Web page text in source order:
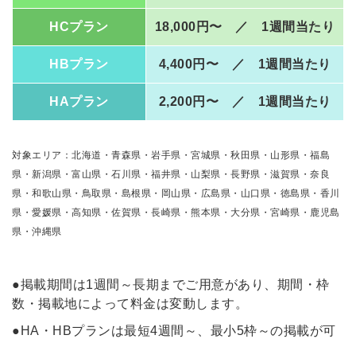
HCプラン 18,000円〜 ／ 1週間当たり
HBプラン 4,400円〜 ／ 1週間当たり
HAプラン 2,200円〜 ／ 1週間当たり
対象エリア：北海道・青森県・岩手県・宮城県・秋田県・山形県・福島
県・新潟県・富山県・石川県・福井県・山梨県・長野県・滋賀県・奈良
県・和歌山県・鳥取県・島根県・岡山県・広島県・山口県・徳島県・香川
県・愛媛県・高知県・佐賀県・長崎県・熊本県・大分県・宮崎県・鹿児島
県・沖縄県
●掲載期間は1週間～長期までご用意があり、期間・枠
数・掲載地によって料金は変動します。
●HA・HBプランは最短4週間～、最小5枠～の掲載が可